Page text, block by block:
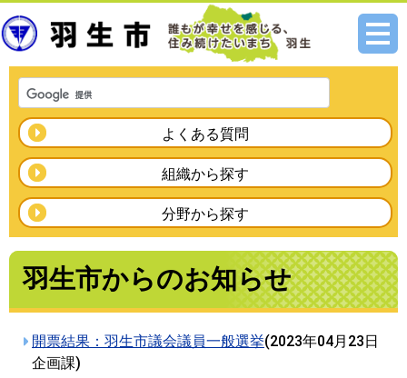
メニ
よくある質問
組織から探す
分野から探す
羽生市からのお知らせ
開票結果：羽生市議会議員一般選挙(2023年04月23日
企画課)